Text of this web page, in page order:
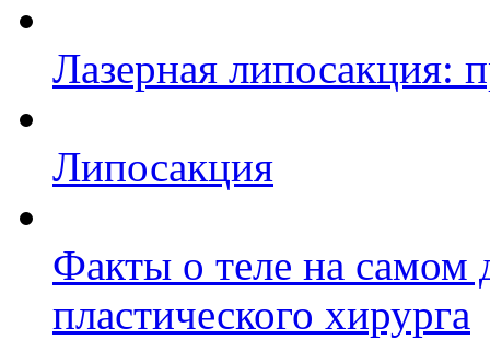
Лазерная липосакция:
Липосакция
Факты о теле на самом
пластического хирурга